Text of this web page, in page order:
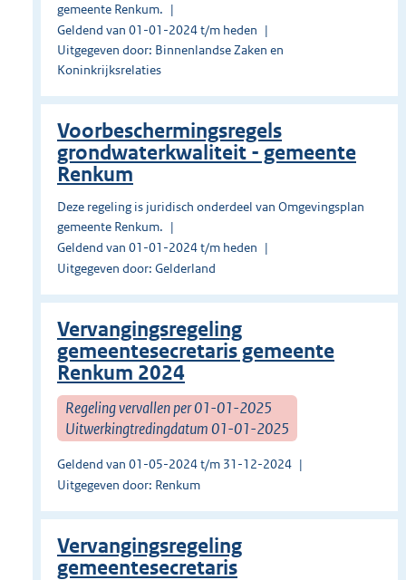
gemeente Renkum.
Geldend van 01-01-2024 t/m heden
Uitgegeven door: Binnenlandse Zaken en
Koninkrijksrelaties
Voorbeschermingsregels
grondwaterkwaliteit - gemeente
Renkum
Deze regeling is juridisch onderdeel van Omgevingsplan
gemeente Renkum.
Geldend van 01-01-2024 t/m heden
Uitgegeven door: Gelderland
Vervangingsregeling
gemeentesecretaris gemeente
Renkum 2024
Regeling vervallen per 01-01-2025
Uitwerkingtredingdatum 01-01-2025
Geldend van 01-05-2024 t/m 31-12-2024
Uitgegeven door: Renkum
Vervangingsregeling
gemeentesecretaris